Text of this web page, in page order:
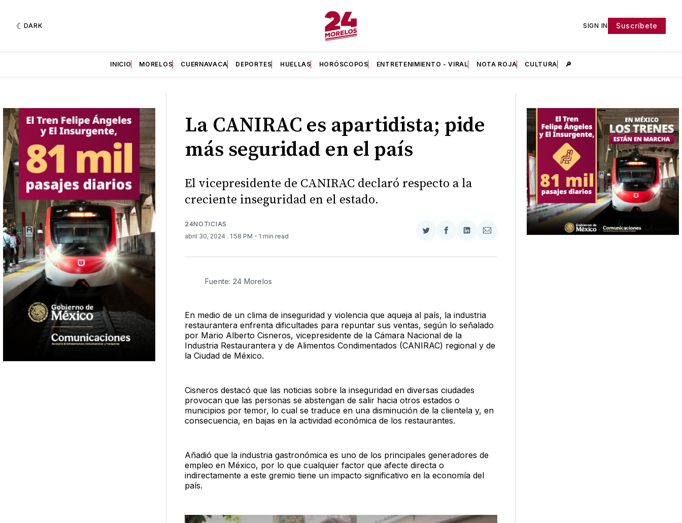
DARK SIGN IN Suscríbete
INICIO MORELOS CUERNAVACA DEPORTES HUELLAS HORÓSCOPOS ENTRETENIMIENTO - VIRAL NOTA ROJA CULTURA 🔎
La CANIRAC es apartidista; pide
más seguridad en el país
El vicepresidente de CANIRAC declaró respecto a la
creciente inseguridad en el estado.
24NOTICIAS
abril 30, 2024 . 1:58 PM - 1 min read
Compartir
Twitter
Compartir
Facebook
Compartir
LinkedIn
Compartir
Email
Fuente: 24 Morelos
En medio de un clima de inseguridad y violencia que aqueja al país, la industria
restaurantera enfrenta dificultades para repuntar sus ventas, según lo señalado
por Mario Alberto Cisneros, vicepresidente de la Cámara Nacional de la
Industria Restaurantera y de Alimentos Condimentados (CANIRAC) regional y de
la Ciudad de México.
Cisneros destacó que las noticias sobre la inseguridad en diversas ciudades
provocan que las personas se abstengan de salir hacia otros estados o
municipios por temor, lo cual se traduce en una disminución de la clientela y, en
consecuencia, en bajas en la actividad económica de los restaurantes.
Añadió que la industria gastronómica es uno de los principales generadores de
empleo en México, por lo que cualquier factor que afecte directa o
indirectamente a este gremio tiene un impacto significativo en la economía del
país.